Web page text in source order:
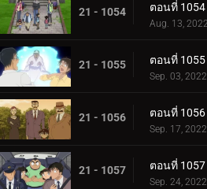
21 - 1054
Aug. 13, 2022
21 - 1055
Sep. 03, 2022
21 - 1056
Sep. 17, 2022
21 - 1057
Sep. 24, 2022